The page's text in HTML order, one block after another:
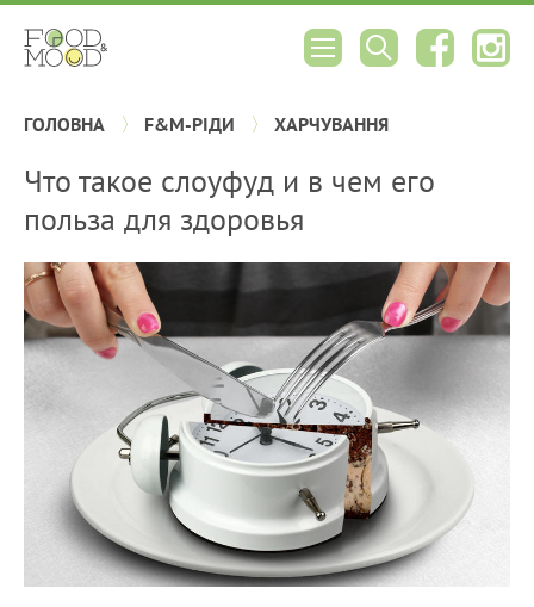
ГОЛОВНА F&M-РІДИ ХАРЧУВАННЯ
Что такое слоуфуд и в чем его
польза для здоровья